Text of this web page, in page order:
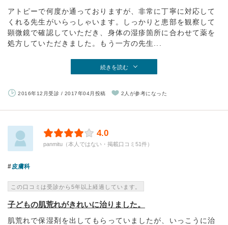
アトピーで何度か通っておりますが、非常に丁寧に対応して
くれる先生がいらっしゃいます。しっかりと患部を観察して
顕微鏡で確認していただき、身体の湿疹箇所に合わせて薬を
処方していただきました。もう一方の先生...
続きを読む
2016年12月受診 / 2017年04月投稿 2人が参考になった
4.0
panmitu（本人ではない・掲載口コミ51件）
皮膚科
この口コミは受診から5年以上経過しています。
子どもの肌荒れがきれいに治りました。
肌荒れで保湿剤を出してもらっていましたが、いっこうに治